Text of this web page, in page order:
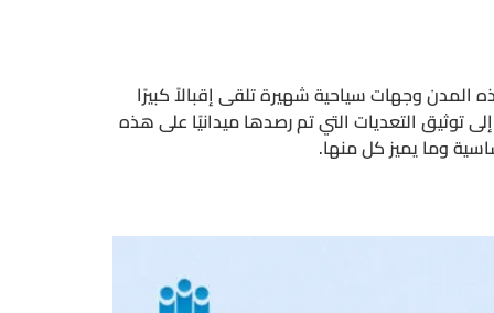
وجهات سياحية شهيرة تلقى إقبالاً كبيرًا
التعديات التي تم رصدها ميدانيًا على هذه
وما يميز كل منها.